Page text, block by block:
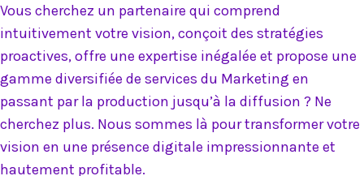
Vous cherchez un partenaire qui comprend
intuitivement votre vision, conçoit des stratégies
proactives, offre une expertise inégalée et propose une
gamme diversifiée de services du Marketing en
passant par la production jusqu’à la diffusion ? Ne
cherchez plus. Nous sommes là pour transformer votre
vision en une présence digitale impressionnante et
hautement profitable.